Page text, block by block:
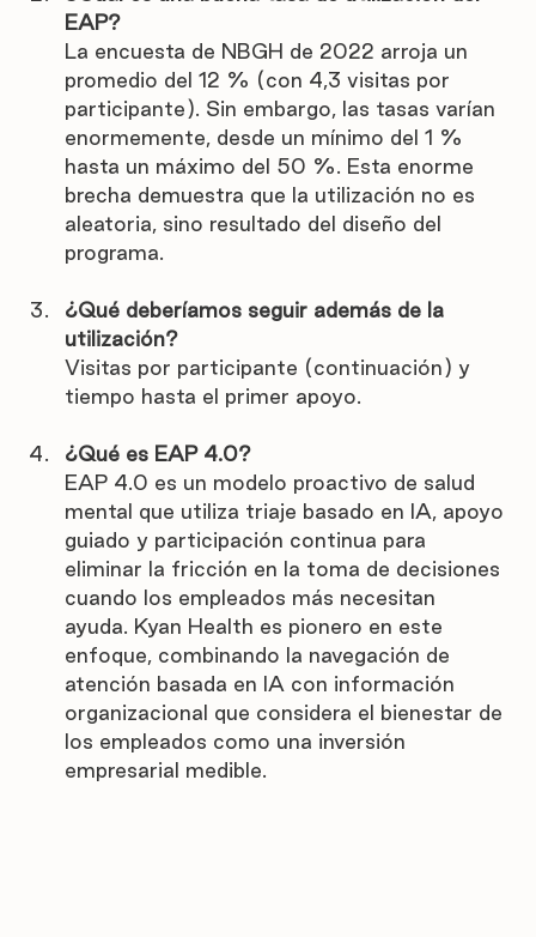
EAP?
La encuesta de NBGH de 2022 arroja un
promedio del 12 % (con 4,3 visitas por
participante). Sin embargo, las tasas varían
enormemente, desde un mínimo del 1 %
hasta un máximo del 50 %. Esta enorme
brecha demuestra que la utilización no es
aleatoria, sino resultado del diseño del
programa.
¿Qué deberíamos seguir además de la
utilización?
Visitas por participante (continuación) y
tiempo hasta el primer apoyo.
¿Qué es EAP 4.0?
EAP 4.0 es un modelo proactivo de salud
mental que utiliza triaje basado en IA, apoyo
guiado y participación continua para
eliminar la fricción en la toma de decisiones
cuando los empleados más necesitan
ayuda. Kyan Health es pionero en este
enfoque, combinando la navegación de
atención basada en IA con información
organizacional que considera el bienestar de
los empleados como una inversión
empresarial medible.